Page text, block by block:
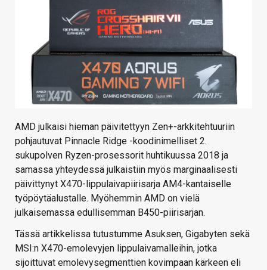
HAKU
AMD julkaisi hieman päivitettyyn Zen+-arkkitehtuuriin
pohjautuvat Pinnacle Ridge -koodinimelliset 2.
sukupolven Ryzen-prosessorit huhtikuussa 2018 ja
samassa yhteydessä julkaistiin myös marginaalisesti
päivittynyt X470-lippulaivapiirisarja AM4-kantaiselle
työpöytäalustalle. Myöhemmin AMD on vielä
julkaisemassa edullisemman B450-piirisarjan.
Tässä artikkelissa tutustumme Asuksen, Gigabyten sekä
MSI:n X470-emolevyjen lippulaivamalleihin, jotka
sijoittuvat emolevysegmenttien kovimpaan kärkeen eli